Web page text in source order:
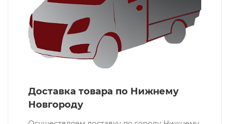
Доставка товара по Нижнему
Новгороду